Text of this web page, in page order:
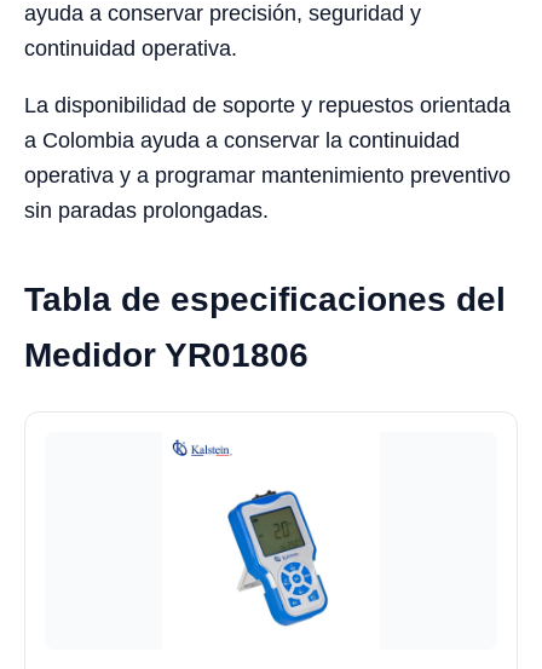
ayuda a conservar precisión, seguridad y
continuidad operativa.
La disponibilidad de soporte y repuestos orientada
a Colombia ayuda a conservar la continuidad
operativa y a programar mantenimiento preventivo
sin paradas prolongadas.
Tabla de especificaciones del
Medidor YR01806